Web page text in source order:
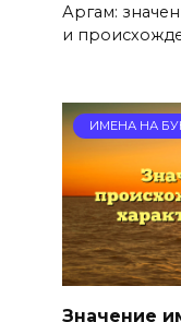
Аргам:
и
ИМЕНА НА
Значение